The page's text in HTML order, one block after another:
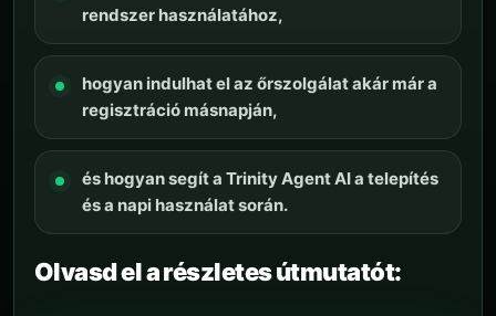
rendszer használatához,
hogyan indulhat el az őrszolgálat akár már a
regisztráció másnapján,
és hogyan segít a Trinity Agent AI a telepítés
és a napi használat során.
Olvasd el a részletes útmutatót: